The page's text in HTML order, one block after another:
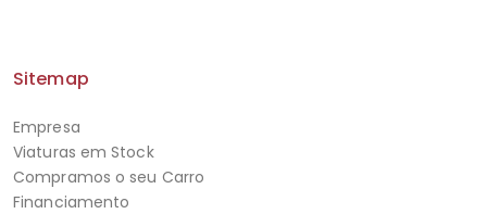
Sitemap
Empresa
Viaturas em Stock
Compramos o seu Carro
Financiamento